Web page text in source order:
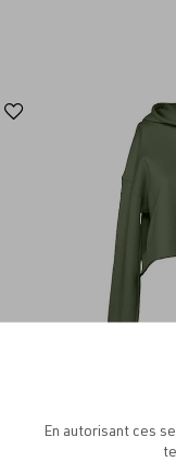
À
En autorisant ces